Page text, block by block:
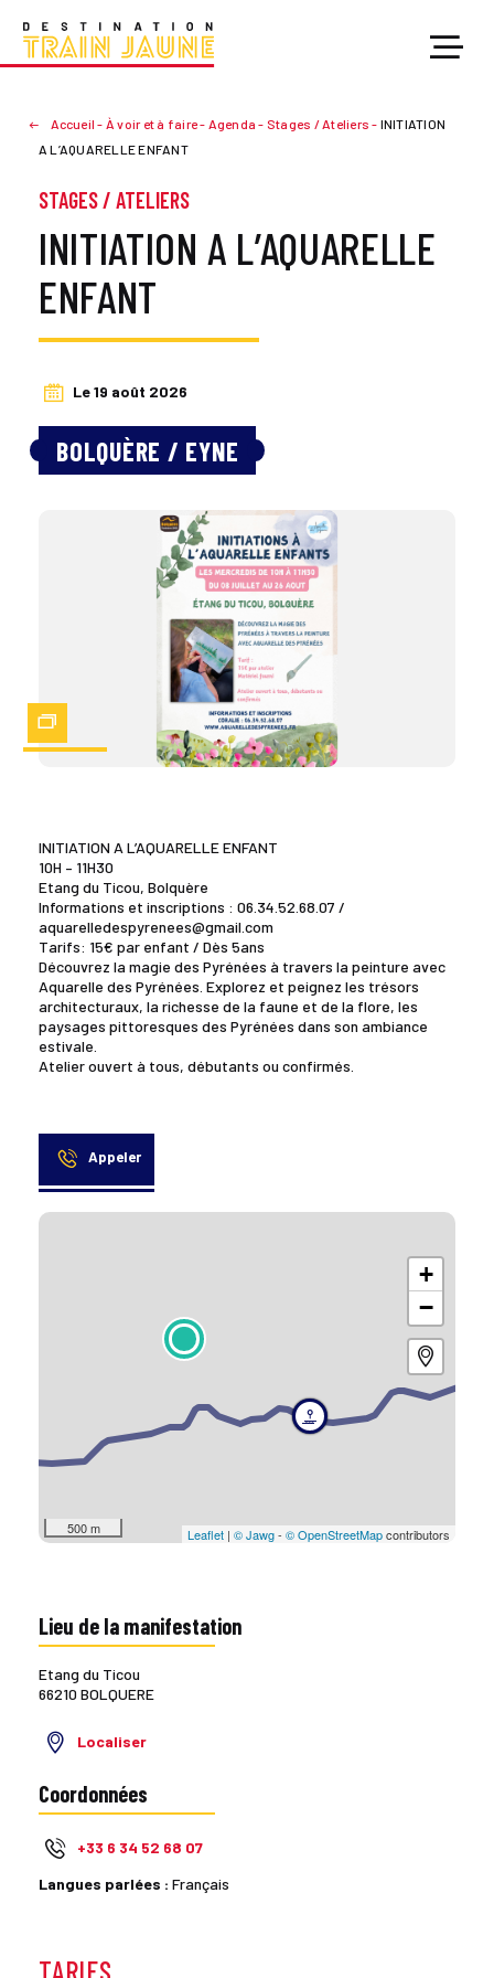
Accueil - À voir et à faire- Agenda - Stages / Ateliers - INITIATION
A L’AQUARELLE ENFANT
STAGES / ATELIERS
INITIATION A L’AQUARELLE
ENFANT
Le 19 août 2026
BOLQUÈRE / EYNE
Zoom
INITIATION A L’AQUARELLE ENFANT
10H – 11H30
Etang du Ticou, Bolquère
Informations et inscriptions : 06.34.52.68.07 /
aquarelledespyrenees@gmail.com
Tarifs: 15€ par enfant / Dès 5ans
Découvrez la magie des Pyrénées à travers la peinture avec
Aquarelle des Pyrénées. Explorez et peignez les trésors
architecturaux, la richesse de la faune et de la flore, les
paysages pittoresques des Pyrénées dans son ambiance
estivale.
Atelier ouvert à tous, débutants ou confirmés.
Appeler
+
−
500 m Leaflet | © Jawg- © OpenStreetMapcontributors
Lieu de la manifestation
Etang du Ticou
66210 BOLQUERE
Localiser
Coordonnées
+33 6 34 52 68 07
Langues parlées : Français
TARIFS